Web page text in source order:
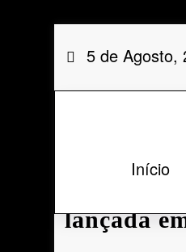
para
conteúdo
5 de Agosto,
Início
lançada